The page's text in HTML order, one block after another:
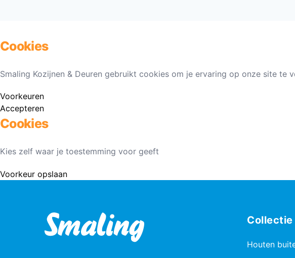
Cookies
Smaling Kozijnen & Deuren gebruikt cookies om je ervaring op onze site te
Voorkeuren
Accepteren
Cookies
Kies zelf waar je toestemming voor geeft
Voorkeur opslaan
Collectie
Houten